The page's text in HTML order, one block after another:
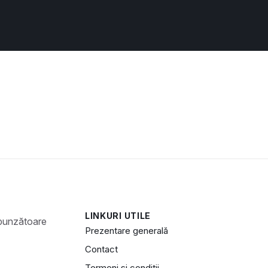
LINKURI UTILE
Prezentare generală
Contact